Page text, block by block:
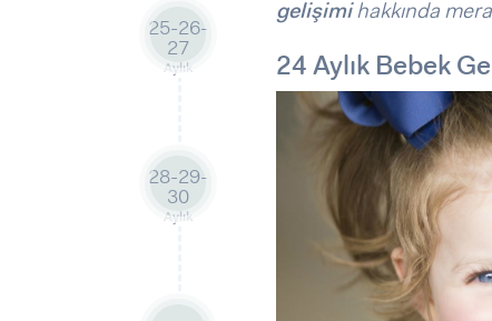
Videolar
Videolar
Ürünler
Sorular ve Yanıtlar
Makaleler
Videolar
25-26-
27
Aylık
28-29-
30
Aylık
gelişimihakkında
24 Aylık Bebek